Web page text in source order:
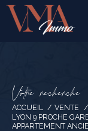
Votre recherche
ACCUEIL VENTE
LYON 9 PROCHE
APPARTEMENT